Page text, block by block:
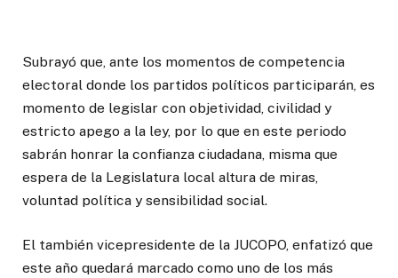
Subrayó que, ante los momentos de competencia
electoral donde los partidos políticos participarán, es
momento de legislar con objetividad, civilidad y
estricto apego a la ley, por lo que en este periodo
sabrán honrar la confianza ciudadana, misma que
espera de la Legislatura local altura de miras,
voluntad política y sensibilidad social.
El también vicepresidente de la JUCOPO, enfatizó que
este año quedará marcado como uno de los más